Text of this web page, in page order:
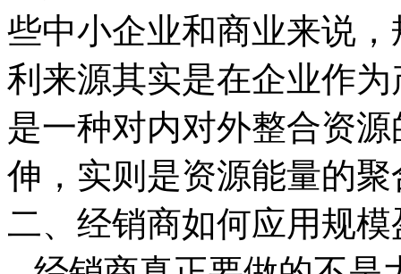
些中小企业和商业来说
利来源其实是在企业作
是一种对内对外整合资
伸，实则是资源能量的
二、经销商如何应用规模